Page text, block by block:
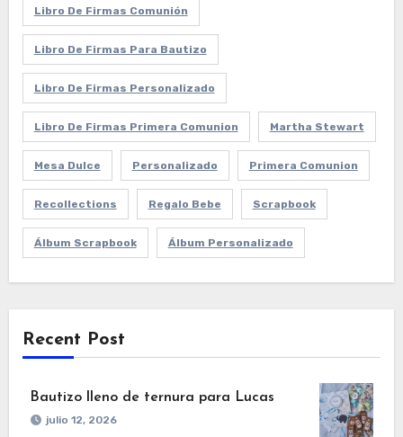
Libro De Firmas Comunión
Libro De Firmas Para Bautizo
Libro De Firmas Personalizado
Libro De Firmas Primera Comunion Martha Stewart
Mesa Dulce Personalizado Primera Comunion
Recollections Regalo Bebe Scrapbook
Álbum Scrapbook Álbum Personalizado
Recent Post
Bautizo lleno de ternura para Lucas
julio 12, 2026